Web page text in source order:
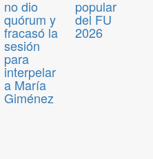
no dio
quórum y
fracasó la
sesión
para
interpelar
a María
Giménez
popular
del FU
2026